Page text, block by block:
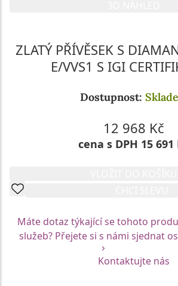
ZLATÝ PŘÍVĚSEK S
E/VVS1 S IGI
Dostupnost:
12 968 Kč
cena s DPH 15 691
Máte dotaz týkající se tohoto
služeb? Přejete si s námi sjednat
Kontaktujte nás